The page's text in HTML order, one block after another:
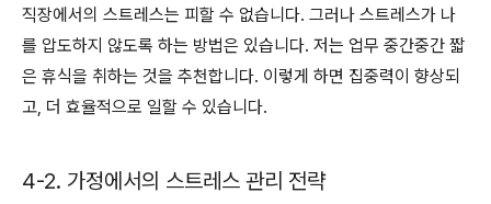
직장에서의 스트레스는 피할 수 없습니다. 그러나 스트레스가 나
를 압도하지 않도록 하는 방법은 있습니다. 저는 업무 중간중간 짧
은 휴식을 취하는 것을 추천합니다. 이렇게 하면 집중력이 향상되
고, 더 효율적으로 일할 수 있습니다.
4-2. 가정에서의 스트레스 관리 전략